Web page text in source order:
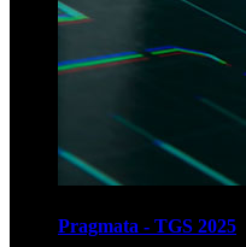
Pragmata - TGS 2025